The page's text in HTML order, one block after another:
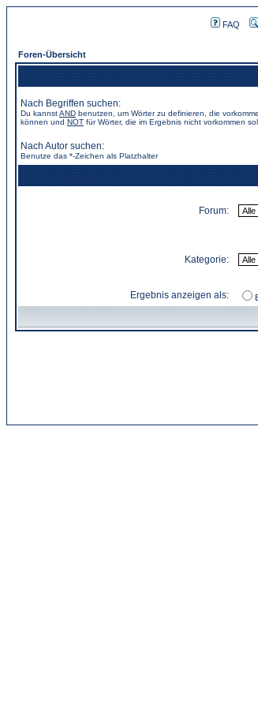
FAQ
Foren-Übersicht
Nach Begriffen suchen:
Du kannstAND benutzen, um Wörter zu definieren, die
können und NOT für Wörter, die im Ergebnis nicht vorkommen
Nach Autor suchen:
Benutze das *-Zeichen als Platzhalter
Forum:
Kategorie:
Ergebnis anzeigen als: